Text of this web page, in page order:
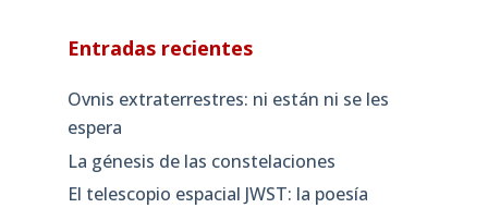
Entradas recientes
Ovnis extraterrestres: ni están ni se les
espera
La génesis de las constelaciones
El telescopio espacial JWST: la poesía